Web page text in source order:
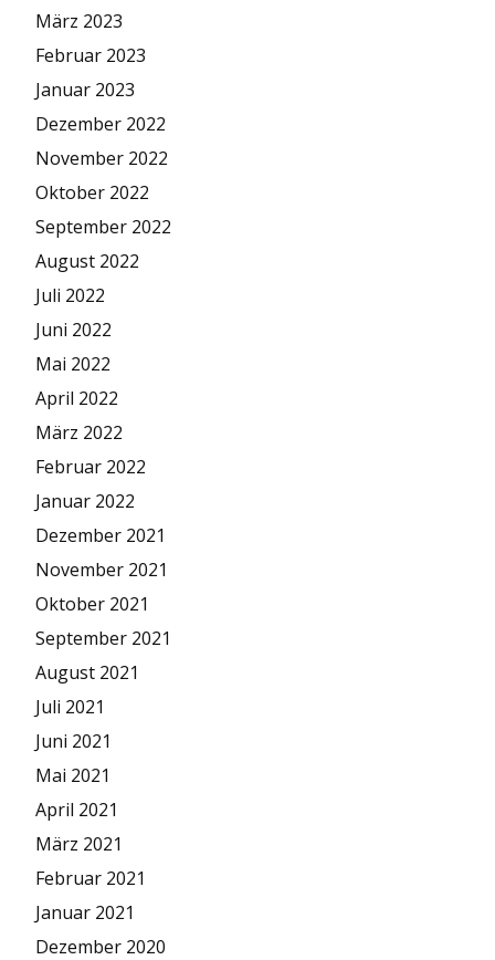
März 2023
Februar 2023
Januar 2023
Dezember 2022
November 2022
Oktober 2022
September 2022
August 2022
Juli 2022
Juni 2022
Mai 2022
April 2022
März 2022
Februar 2022
Januar 2022
Dezember 2021
November 2021
Oktober 2021
September 2021
August 2021
Juli 2021
Juni 2021
Mai 2021
April 2021
März 2021
Februar 2021
Januar 2021
Dezember 2020